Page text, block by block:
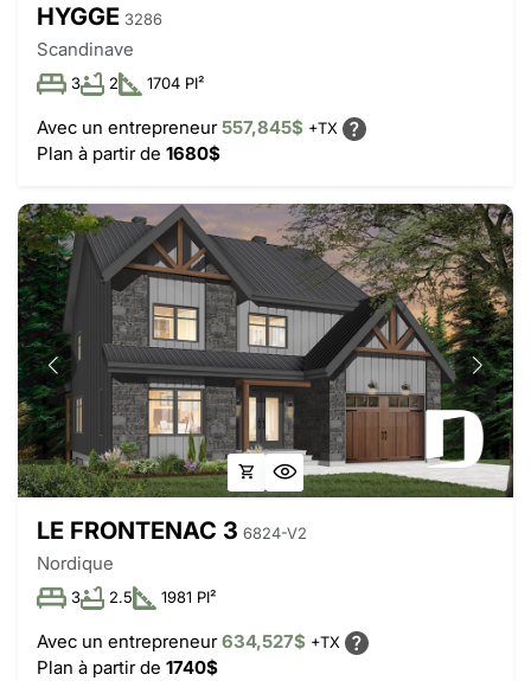
HYGGE 3286
Scandinave
3 2 1704 PI²
Avec un entrepreneur557,845$ +TX
Plan à partir de 1680$
LE FRONTENAC 3 6824-V2
Nordique
3 2.5 1981 PI²
Avec un entrepreneur634,527$ +TX
Plan à partir de 1740$